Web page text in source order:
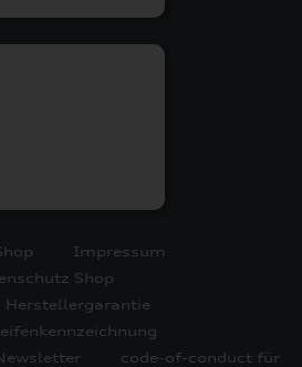
Impressum
Shop
Herstellergarantie
code-of-conduct für